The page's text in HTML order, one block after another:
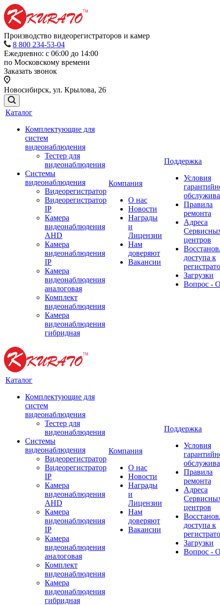
Производство видеорегистраторов и камер
8 800 234-53-04
Ежедневно: с 06:00 до 14:00
по Московскому времени
Заказать звонок
Новосибирск, ул. Крылова, 26
Каталог
Комплектующие для
систем
видеонаблюдения
Тестер для
видеонаблюдения
Системы
видеонаблюдения
Видеорегистратор
Видеорегистратор
IP
Камера
видеонаблюдения
AHD
Камера
видеонаблюдения
IP
Камера
видеонаблюдения
аналоговая
Комплект
видеонаблюдения
Камера
видеонаблюдения
гибридная
Компания
О нас
Новости
Награды
и
Лицензии
Нам
доверяют
Вакансии
Поддержка
Условия
Правила
ремонта
Адреса
центров
доступа к
Загрузки
Вопрос -
Каталог
Комплектующие для
систем
видеонаблюдения
Тестер для
видеонаблюдения
Системы
видеонаблюдения
Видеорегистратор
Видеорегистратор
IP
Камера
видеонаблюдения
AHD
Камера
видеонаблюдения
IP
Камера
видеонаблюдения
аналоговая
Комплект
видеонаблюдения
Камера
видеонаблюдения
гибридная
Компания
О нас
Новости
Награды
и
Лицензии
Нам
доверяют
Вакансии
Поддержка
Условия
Правила
ремонта
Адреса
центров
доступа к
Загрузки
Вопрос -